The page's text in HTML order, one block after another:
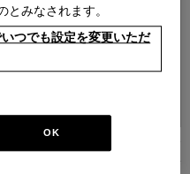
とみなされます。
つでも設定を変更いただ
OK